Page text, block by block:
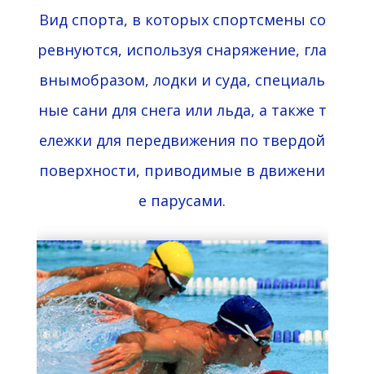
Вид спорта, в которых спортсмены со
ревнуются, используя снаряжение, гла
внымобразом,лодки и суда, специаль
ные сани для снега или льда, а также т
ележки для передвижения по твердой
поверхности, приводимые в движени
е парусами.